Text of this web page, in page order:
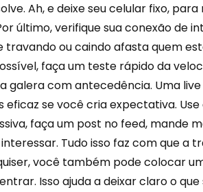
Ah, e deixe seu celular fixo,
último, verifique sua conexão de
travando ou caindo afasta quem
faça um teste rápido da
galera com antecedência. Uma
eficaz se você cria expectativa.
faça um post no feed, mande
Tudo isso faz com que a
você também pode colocar
Isso ajuda a deixar claro o